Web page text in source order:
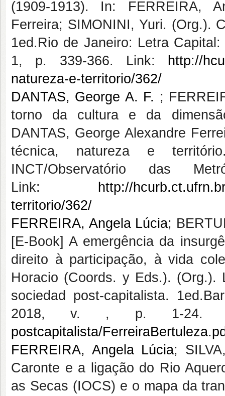
(1909-1913). In: FERREIRA,
Ferreira; SIMONINI, Yuri. (Org.).
1ed.Rio de Janeiro: Letra
1, p. 339-366. Link:
http://
natureza-e-territorio/362/
DANTAS, George A. F. ;
torno da cultura e da
DANTAS, George Alexandre
técnica, natureza e
INCT/Observatório das
Link:
http://
territorio/362/
FERREIRA, Angela Lúcia;
[E-Book] A emergência da
direito à participação, à vida
Horacio (Coords. y Eds.).
sociedad post-capitalista.
2018, v. , p. 1-24.
postcapitalista/
FERREIRA, Angela Lúcia;
Caronte e a ligação do Rio
as Secas (IOCS) e o mapa da